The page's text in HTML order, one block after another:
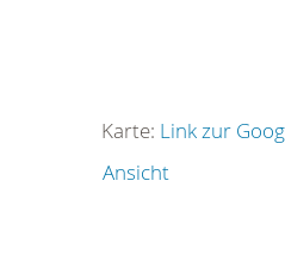
Karte: Link zur
Ansicht